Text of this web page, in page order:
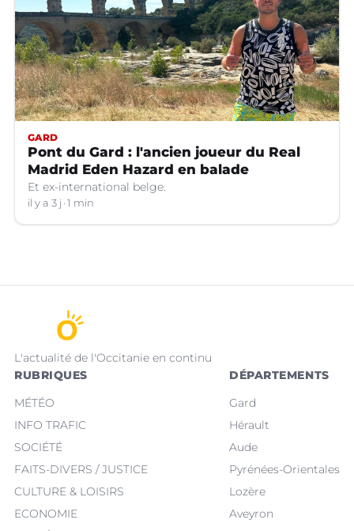
GARD
Pont du Gard : l'ancien joueur du Real
Madrid Eden Hazard en balade
Et ex-international belge.
il y a 3 j 1 min
L'actualité de l'Occitanie en continu
RUBRIQUES
MÉTÉO
INFO TRAFIC
SOCIÉTÉ
FAITS-DIVERS / JUSTICE
CULTURE & LOISIRS
ECONOMIE
DÉPARTEMENTS
Gard
Hérault
Aude
Pyrénées-Orientales
Lozère
Aveyron